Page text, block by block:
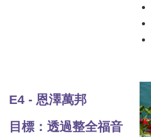
E4 - 恩澤萬邦
目標：透過整全福音